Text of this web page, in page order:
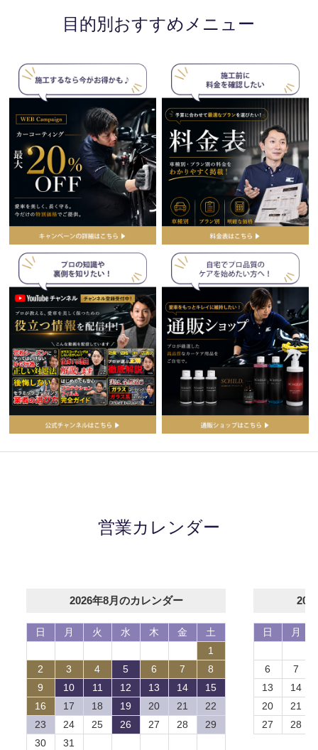
目的別おすすめメニュー
営業カレンダー
2026年8月のカレンダー
日 月 火 水 木 金
土
1
2
3 4 5 6 7
8
9
10 11 12 13 14
15
16
17 18 19 20 21
22
23
24 25 26 27 28
29
30
31
日 月
6
7
13
14
20
21
27
28